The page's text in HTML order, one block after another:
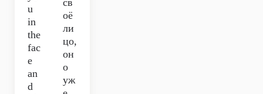
u
in
the
fac
e
an
d
св
оё
ли
цо,
он
о
уж